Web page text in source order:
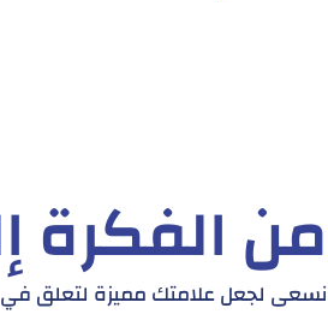
من الفكرة
نسعى لجعل علامتك مميزة لتعلق في